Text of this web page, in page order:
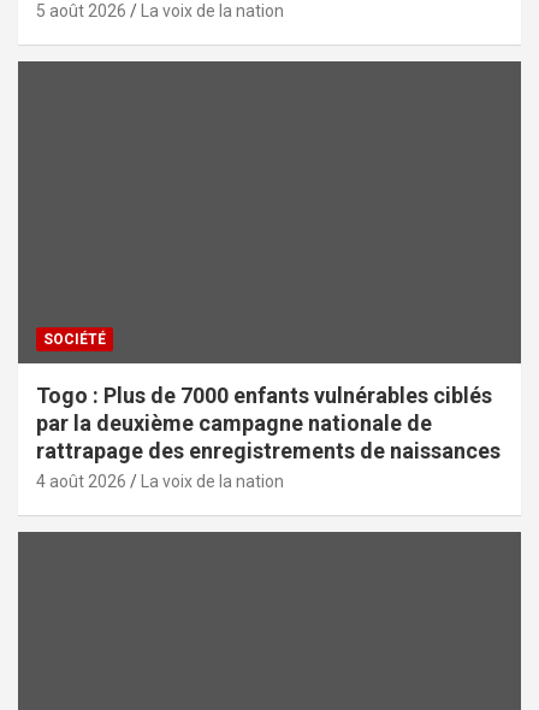
5 août 2026 La voix de la nation
SOCIÉTÉ
Togo : Plus de 7000 enfants vulnérables ciblés
par la deuxième campagne nationale de
rattrapage des enregistrements de naissances
4 août 2026 La voix de la nation